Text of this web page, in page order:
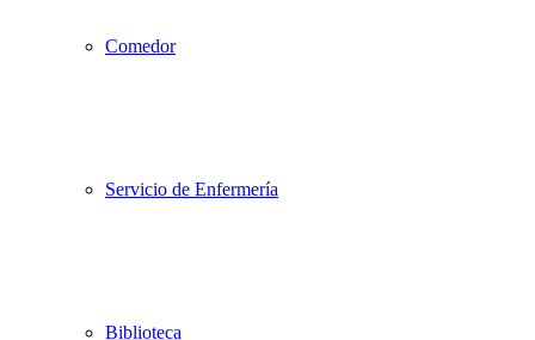
Comedor
Servicio de Enfermería
Biblioteca